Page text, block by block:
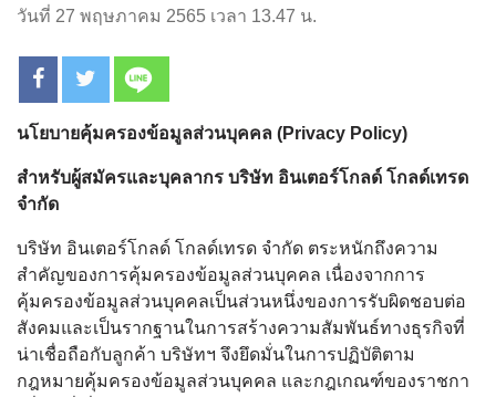
วันที่ 27 พฤษภาคม 2565 เวลา 13.47 น.
นโยบายคุ้มครองข้อมูลส่วนบุคคล (Privacy Policy)
สำหรับผู้สมัครและบุคลากร บริษัท อินเตอร์โกลด์ โกลด์เทรด
จำกัด
บริษัท อินเตอร์โกลด์ โกลด์เทรด จำกัด ตระหนักถึงความ
สำคัญของการคุ้มครองข้อมูลส่วนบุคคล เนื่องจากการ
คุ้มครองข้อมูลส่วนบุคคลเป็นส่วนหนึ่งของการรับผิดชอบต่อ
สังคมและเป็นรากฐานในการสร้างความสัมพันธ์ทางธุรกิจที่
น่าเชื่อถือกับลูกค้า บริษัทฯ จึงยึดมั่นในการปฏิบัติตาม
กฎหมายคุ้มครองข้อมูลส่วนบุคคล และกฎเกณฑ์ของราชกา